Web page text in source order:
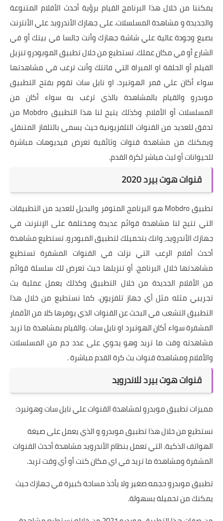
يمكننا من خلال هذا البرنامج القيام برؤية أحدث الأفلام المتنوعة
والجديدة و مشاهدة المسلسلات. على جهازك الأندرويد علي الأنترنت
بصيغ وجودة عالية علي شاشة جهازك وأنت جالسا في بيتك أو في
الشارع أو في مكان عملك. تستطيع من خلال تطبيق الموبودرو تنزيل
الفيلم أو الحلقة او المبراة التي فاتتك وأنت ترغب في مشاهدتها
سواء أكان علي قمر الهوتبرد. او نايل سات تقوم بفتح التطبيق
موبدرو والقيام بالمشاهدة بالذي ترغب به سواء أكان من
المسلسلات أو الأفلام. وكذلك يتيح لنا هذا التطبيق Mobdro من
تدفق للعديد من القنوات التلفزيونية حيث يسمى بالتلفاز المتنقل.
ويمكنك من مشاهدة قنوات وثائقية تعرض فيديوهات مباشرة
للحيوانات أو لبث مباشر لكرة القدم.
قنوات هوت بيرد 2020
تطبيق Mobdro هو البرنامج المتوفر والبديل للعديد من التطبيقات
التي تتيح لنا مشاهدة قوائم عديدة ومختلفة على الإنترنت في
جهازك الأندرويد، وانك بتحميلك لتطبيق المبودرو. تستطيع مشاهدة
أحدث أفلام الرعب التي نزلت في القنوات المشفرة تستطيع
مشاهدتها خلال البرنامج. أو تنزيلها حيث تعرض لك سلسلة قوائم
من الأفلام الجديدة من خلال التطبيق وكذلك يعمل عملية بث
تجريبي مثله مثل أي جهاز تلفزيون. كما نستطيع من خلال هذا
التطبيق التشعب في البحث عن القنوات الذي يوفرها كلا من الأقمار
المشفرة سواء أكان الهوتبرد او نايل سات .والقيام بمشاهدة ما تريد
مشاهدته وقت ما تريد وهو يحوي على عدد جم من المسلسلات
والأفلام ومشاهدة قنوات بث كرة القدم مباشرة .
قنوات هوت بيرد للاندرويد
مميزات تطبيق موبدرو لمشاهدة القنوات علي نايل سات وهوتبرد:
نستطيع من خلال هذا تطبيق موبدرو و الذي يعمل على صيغة
الهواتف الذكية. التي تعمل بنظام الأندرويد مشاهدة أحدث القنوات
المشفرة ومشاهدة ما تريد في اي مكان كنت أو أي وقت تريد.
تطبيق موبدرو حجمه صغير ولا يأخذ مساحة كبيرة في جهازك حيث
يمكنك من تحميلة بسهولة.